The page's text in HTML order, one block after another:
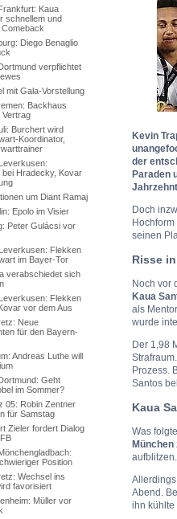
Kaua
schnellem und
Diego Benaglio
verpflichtet
mit Gala-Vorstellung
Backhaus
Vertrag
Burchert wird
Koordinator,
bei Hradecky, Kovar
um Diant Ramaj
Epolo im Visier
Peter Gulácsi vor
Flekken
im Bayer-Tor
verabschiedet sich
Flekken
vor dem Aus
Neue
für den Bayern-
Andreas Luthe will
Geht
im Sommer?
05: Robin Zentner
für Samstag
Zieler fordert Dialog
Position
Wechsel ins
favorisiert
Müller vor
Kevin
der
Paraden
Doch
seinen
Risse
Noch vor
Kaua
als
wurde
Der 1,98
Prozess.
Santos
Kaua
Was
München
Abend.
ihn kühlte